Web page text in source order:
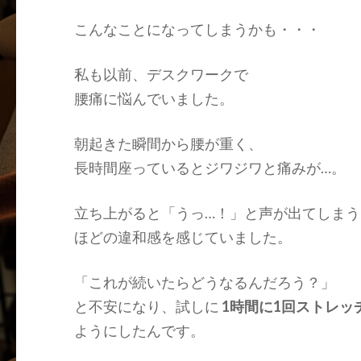
こんなことになってしまうかも・・・
私も以前、デスクワークで
腰痛に悩んでいました。
朝起きた瞬間から腰が重く、
長時間座っているとジワジワと痛みが…。
立ち上がると「うっ…！
」と声が出てしまう
ほどの違和感を感じていました。
「これが続いたらどうなるんだろう？」
と不安になり、試しに 1時間に1回ストレッ
ようにしたんです。